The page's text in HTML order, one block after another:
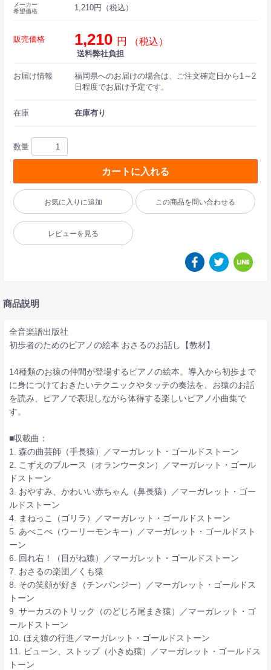
メーカー
希望価格
1,210円（税込）
販売価格 1,210 円 （税込）
送料弊社負担
お届け情報
福岡県へのお届けの場合は、ご注文確定日から1～2
日程度でお届け予定です。
在庫 在庫有り
数量
カートに入れる
お気に入りに追加 この商品を問い合わせる
レビューを見る
商品説明
全音楽譜出版社
初歩者のためのピアノの絵本 おさるのお話し【教材】
14種類のお猿の仲間が登場するピアノの絵本。導入から初歩まで
に身につけておきたいテクニックやタッチの奏法を、お猿のお話
を読み、ピアノで表現しながら体得する楽しいピアノ小曲集で
す。
■収載曲：
1. 森の曲芸師（手長猿）／マーガレット・ゴールドストーン
2. こずえのブルース（オランウータン）／マーガレット・ゴール
ドストーン
3. おやすみ、かわいい赤ちゃん（鼻長猿）／マーガレット・ゴー
ルドストーン
4. まねっこ（ゴリラ）／マーガレット・ゴールドストーン
5. あべこべ（ウーリーモンキー）／マーガレット・ゴールドスト
ーン
6. 回れ右！（目がね猿）／マーガレット・ゴールドストーン
7. おさるの楽団／くも猿
8. その笑顔が好き（チンパンジー）／マーガレット・ゴールドス
トーン
9. サーカスのトリック（のどじろ尾まき猿）／マーガレット・ゴ
ールドストーン
10. ほえ猿の行進／マーガレット・ゴールドストーン
11. ビューン、ストップ（小きぬ猿）／マーガレット・ゴールドス
トーン